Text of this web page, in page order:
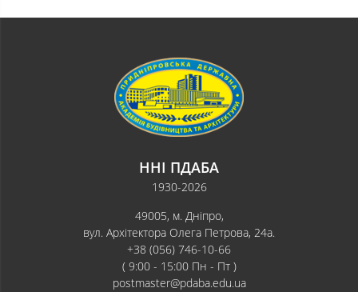
ННІ ПДАБА
1930-2026
49005, м. Дніпро,
вул. Архітектора Олега Петрова, 24а.
+38 (056) 746-10-66
( 9:00 - 15:00 Пн - Пт )
postmaster@pdaba.edu.ua